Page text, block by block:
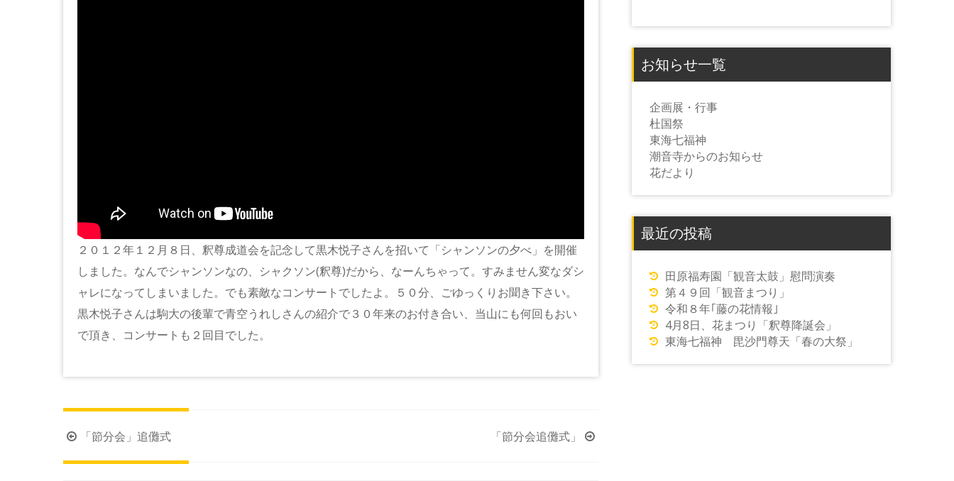
２０１２年１２月８日、釈尊成道会を記念して黒木悦子さんを招いて「シャンソンの夕べ」を開催
しました。なんでシャンソンなの、シャクソン(釈尊)だから、なーんちゃって。すみません変なダシ
ャレになってしまいました。でも素敵なコンサートでしたよ。５０分、ごゆっくりお聞き下さい。
黒木悦子さんは駒大の後輩で青空うれしさんの紹介で３０年来のお付き合い、当山にも何回もおい
で頂き、コンサートも２回目でした。
投
稿
「節分会」追儺式 「節分会追儺式」
お知らせ一覧
企画展・行事
杜国祭
東海七福神
潮音寺からのお知らせ
花だより
最近の投稿
田原福寿園「観音太鼓」慰問演奏
第４９回「観音まつり」
令和８年｢藤の花情報｣
4月8日、花まつり「釈尊降誕会」
東海七福神 毘沙門尊天「春の大祭」